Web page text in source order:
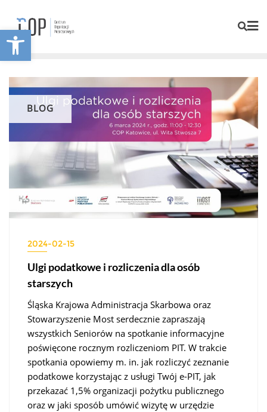
Otwórz pasek narzędzi
BLOG
2024-02-15
Ulgi podatkowe i rozliczenia dla osób
starszych
Śląska Krajowa Administracja Skarbowa oraz
Stowarzyszenie Most serdecznie zapraszają
wszystkich Seniorów na spotkanie informacyjne
poświęcone rocznym rozliczeniom PIT. W trakcie
spotkania opowiemy m. in. jak rozliczyć zeznanie
podatkowe korzystając z usługi Twój e-PIT, jak
przekazać 1,5% organizacji pożytku publicznego
oraz w jaki sposób umówić wizytę w urzędzie